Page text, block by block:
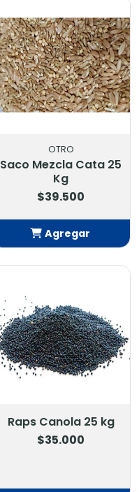
OTRO
Saco Mezcla Cata 25
Kg
$39.500
Agregar
Raps Canola 25 kg
$35.000